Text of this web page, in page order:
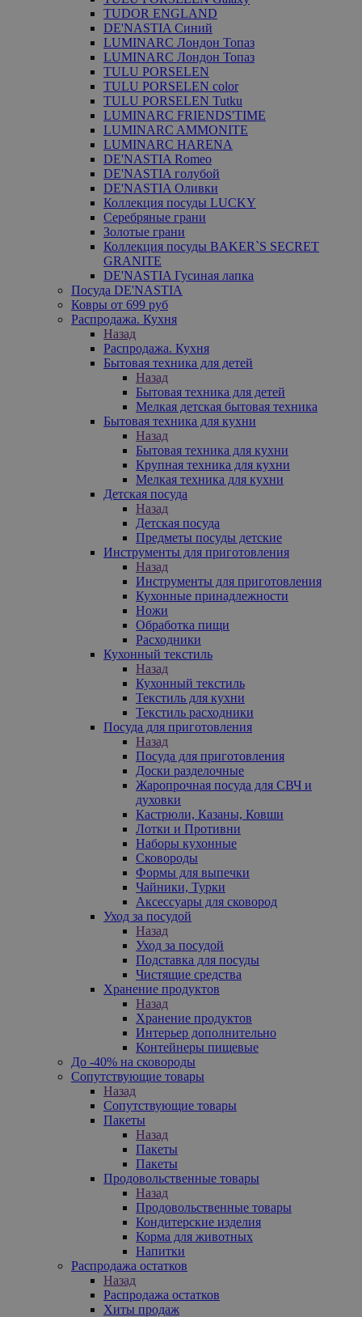
TUDOR ENGLAND
DE'NASTIA Синий
LUMINARC Лондон Топаз
LUMINARC Лондон Топаз
TULU PORSELEN
TULU PORSELEN color
TULU PORSELEN Tutku
LUMINARC FRIENDS'TIME
LUMINARC AMMONITE
LUMINARC HARENA
DE'NASTIA Romeo
DE'NASTIA голубой
DE'NASTIA Оливки
Коллекция посуды LUCKY
Серебряные грани
Золотые грани
Коллекция посуды BAKER`S SECRET
GRANITE
DE'NASTIA Гусиная лапка
Посуда DE'NASTIA
Ковры от 699 руб
Распродажа. Кухня
Назад
Распродажа. Кухня
Бытовая техника для детей
Назад
Бытовая техника для детей
Мелкая детская бытовая техника
Бытовая техника для кухни
Назад
Бытовая техника для кухни
Крупная техника для кухни
Мелкая техника для кухни
Детская посуда
Назад
Детская посуда
Предметы посуды детские
Инструменты для приготовления
Назад
Инструменты для приготовления
Кухонные принадлежности
Ножи
Обработка пищи
Расходники
Кухонный текстиль
Назад
Кухонный текстиль
Текстиль для кухни
Текстиль расходники
Посуда для приготовления
Назад
Посуда для приготовления
Доски разделочные
Жаропрочная посуда для СВЧ и
духовки
Кастрюли, Казаны, Ковши
Лотки и Противни
Наборы кухонные
Сковороды
Формы для выпечки
Чайники, Турки
Аксессуары для сковород
Уход за посудой
Назад
Уход за посудой
Подставка для посуды
Чистящие средства
Хранение продуктов
Назад
Хранение продуктов
Интерьер дополнительно
Контейнеры пищевые
До -40% на сковороды
Сопутствующие товары
Назад
Сопутствующие товары
Пакеты
Назад
Пакеты
Пакеты
Продовольственные товары
Назад
Продовольственные товары
Кондитерские изделия
Корма для животных
Напитки
Распродажа остатков
Назад
Распродажа остатков
Хиты продаж